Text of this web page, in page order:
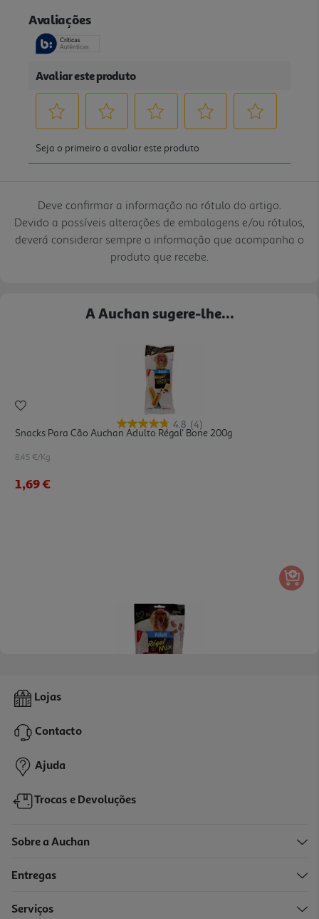
Deve confirmar a informação no rótulo do artigo.
Devido a possíveis alterações de embalagens e/ou rótulos,
deverá considerar sempre a informação que acompanha o
produto que recebe.
A Auchan sugere-lhe...
4.8 (4)
Snacks Para Cão Auchan Adulto Régal' Bone 200g
8.45 €/Kg
1,69 €
Snacks Para Cão Auchan Adulto Régal' Com Mix Carnes 100g
2,75 €
Lojas
Contacto
Ajuda
Trocas e Devoluções
Sobre a Auchan
Entregas
Serviços